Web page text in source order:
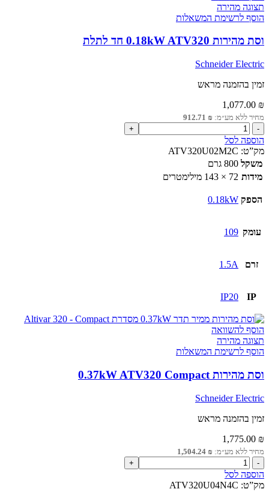
תצוגה מהירה
הוסף לרשימת המשאלות
וסת מהירות 0.18kW ATV320 חד לתלת
Schneider Electric
זמין בהזמנה מראש
1,077.00 ₪
מחיר ללא מע״מ: 912.71 ₪
כמות
של
וסת
מהירות
0.18kW
ATV320
לתלת
הוספה לסל
מק”ט: ATV320U02M2C
משקל 800 גרם
מידות 72 × 143 מילימטרים
הספק 0.18kW
עומק 109
זרם 1.5A
IP
IP20
הוסף להשוואה
תצוגה מהירה
הוסף לרשימת המשאלות
וסת מהירות 0.37kW ATV320 Compact
Schneider Electric
זמין בהזמנה מראש
1,775.00 ₪
מחיר ללא מע״מ: 1,504.24 ₪
כמות
של
וסת
הוספה לסל
מק”ט: ATV320U04N4C